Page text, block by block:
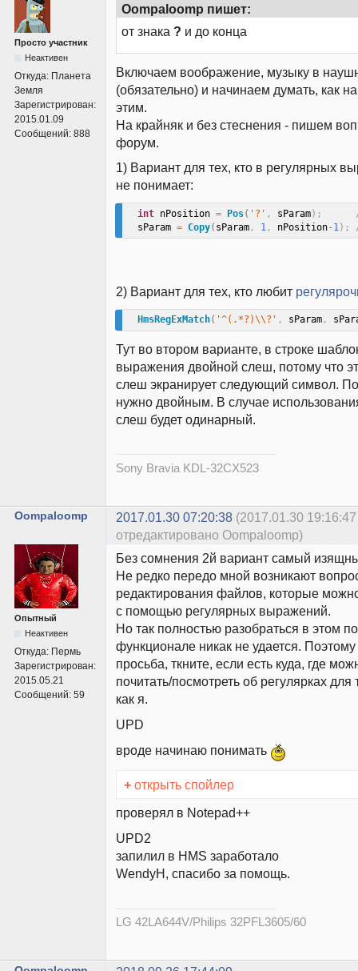
Просто участник
Неактивен
Откуда: Планета
Земля
Зарегистрирован:
2015.01.09
Сообщений: 888
Oompaloomp пишет:
от знака ? и до конца
Включаем воображение, музыку в
(обязательно) и начинаем думать, как
этим.
На крайняк и без стеснения - пишем
форум.
1) Вариант для тех, кто в регулярных
не понимает:
int nPosition = Pos( '?' , sParam) ;
  sParam
= Copy( sParam, 1 , nPosition-1 ) ;
2) Вариант для тех, кто любит
HmsRegExMatch( '^(.*?)\\?' , sParam,
Тут во втором варианте, в строке
выражения двойной слеш, потому что
слеш экранирует следующий символ.
нужно двойным. В случае
слеш будет одинарный.
Sony Bravia KDL-32CX523
Oompaloomp 2017.01.30 07:20:38 (2017.01.30 19:16:47
отредактировано Oompaloomp)
Опытный
Неактивен
Откуда: Пермь
Зарегистрирован:
2015.05.21
Сообщений: 59
Без сомнения 2й вариант самый
Не редко передо мной возникают
редактирования файлов, которые
с помощью регулярных выражений.
Но так полностью разобраться в этом
функционале никак не удается.
просьба, ткните, если есть куда, где
почитать/посмотреть об регулярках для
как я.
UPD
вроде начинаю понимать
+ открыть спойлер
проверял в Notepad++
UPD2
запилил в HMS заработало
WendyH, спасибо за помощь.
LG 42LA644V/Philips 32PFL3605/60